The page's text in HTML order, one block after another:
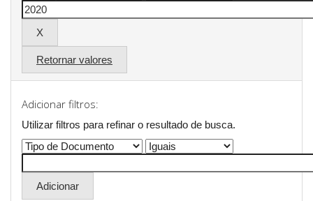
Retornar valores
Adicionar filtros:
Utilizar filtros para refinar o resultado de busca.